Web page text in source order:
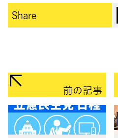
Share
前の記事